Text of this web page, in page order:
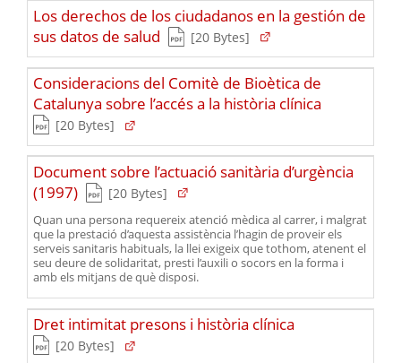
Los derechos de los ciudadanos en la gestión de
sus datos de salud
(Tipus de fitxer pdf)
(Pes del fitxer)
[20 Bytes]
Consideracions del Comitè de Bioètica de
Catalunya sobre l’accés a la història clínica
(Pes del fitxer)
[20 Bytes]
Document sobre l’actuació sanitària d’urgència
(1997) (Tipus de fitxer pdf)
(Pes del fitxer)
[20 Bytes]
Quan una persona requereix atenció mèdica al carrer, i malgrat
que la prestació d’aquesta assistència l’hagin de proveir els
serveis sanitaris habituals, la llei exigeix que tothom, atenent el
seu deure de solidaritat, presti l’auxili o socors en la forma i
amb els mitjans de què disposi.
Dret intimitat presons i història clínica
(Pes del fitxer)
[20 Bytes]